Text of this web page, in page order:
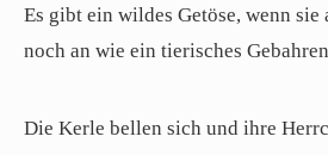
Es gibt ein wildes Getöse, wenn
noch an wie ein tierisches
Die Kerle bellen sich und ihre